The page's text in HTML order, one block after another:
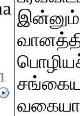
இன்னும்